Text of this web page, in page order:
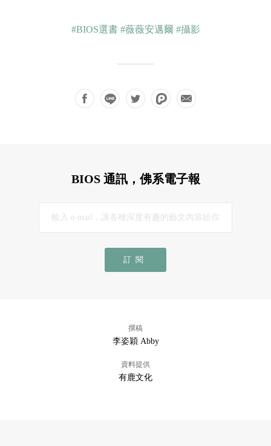
#BIOS選書 #薇薇安邁爾 #攝影
BIOS 通訊，佛系電子報
訂閱
撰稿
李姿穎 Abby
資料提供
有鹿文化